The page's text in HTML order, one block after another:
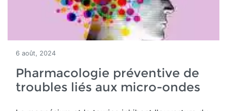
6 août, 2024
Pharmacologie préventive de
troubles liés aux micro-ondes